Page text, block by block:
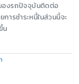
องรถปัจจุบันติดต่อ
ารชำระหนี้ในส่วนนี้จะ
น